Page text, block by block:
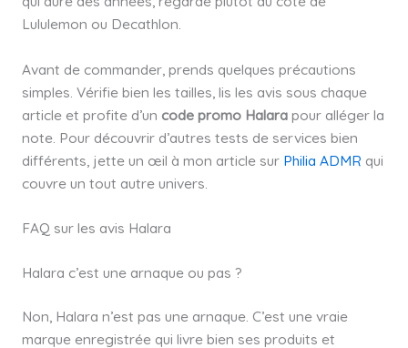
Lululemon ou Decathlon.
Avant de commander, prends quelques précautions
simples. Vérifie bien les tailles, lis les avis sous chaque
article et profite d’un code promo Halarapour alléger la
note. Pour découvrir d’autres tests de services bien
différents, jette un œil à mon article sur Philia ADMR qui
couvre un tout autre univers.
FAQ sur les avis Halara
Halara c’est une arnaque ou pas ?
Non, Halara n’est pas une arnaque. C’est une vraie
marque enregistrée qui livre bien ses produits et